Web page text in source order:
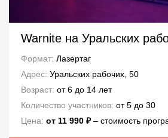
Warnite на Уральских
Формат: Лазертаг
Адрес: Уральских рабочих, 50
Возраст: от 6 до 14 лет
Количество участников: от 5 до 30
Цена: от 11 990 ₽– стоимость